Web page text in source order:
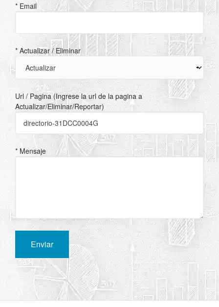
* Email
* Actualizar / Eliminar
Url / Pagina (Ingrese la url de la pagina a
Actualizar/Eliminar/Reportar)
* Mensaje
Enviar